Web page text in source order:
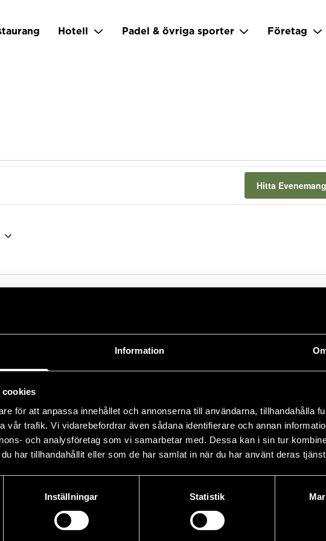
Information
cookies
för att anpassa innehållet och annonserna till användarna, tillhandahålla
vår trafik. Vi vidarebefordrar även sådana identifierare och annan
och analysföretag som vi samarbetar med. Dessa kan i sin tur
har tillhandahållit eller som de har samlat in när du har använt deras
Inställningar Statistik
Hotell Padel & övriga sporter Företag
Hitta Evenemang